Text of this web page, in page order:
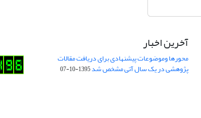
آخرین اخبار
محورها وموضوعات پیشنهادی برای دریافت مقالات
پژوهشی در یک سال آتی مشخص شد1395-10-07